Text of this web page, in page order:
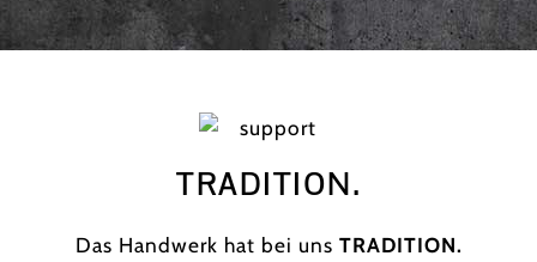
TRADITION.
Das Handwerk hat bei uns TRADITION.